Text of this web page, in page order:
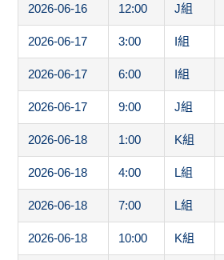
2026-06-16 12:00 J組
2026-06-17 3:00 I組
2026-06-17 6:00 I組
2026-06-17 9:00 J組
2026-06-18 1:00 K組
2026-06-18 4:00 L組
2026-06-18 7:00 L組
2026-06-18 10:00 K組